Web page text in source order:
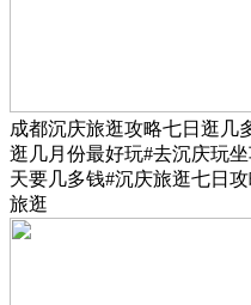
成都沉庆旅逛攻略七日逛几
逛几月份最好玩#去沉庆玩
天要几多钱#沉庆旅逛七日
旅逛